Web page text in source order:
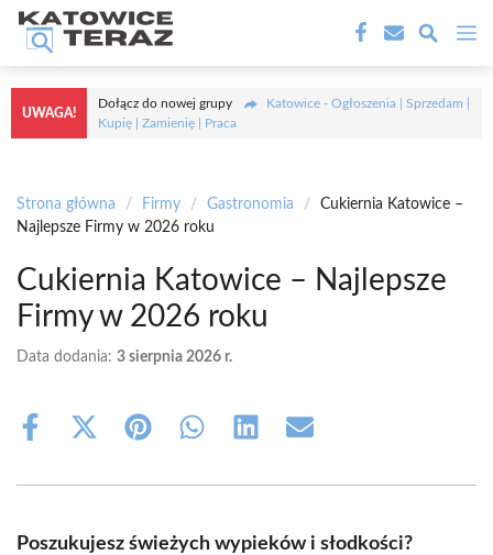
Przejdź
treści
UWAGA!
Dołącz do nowej grupy
Katowice - Ogłoszenia | Sprzedam |
Kupię | Zamienię | Praca
Strona główna / Firmy / Gastronomia /
Cukiernia Katowice –
Najlepsze Firmy w 2026 roku
Cukiernia Katowice – Najlepsze
Firmy w 2026 roku
Data dodania: 3 sierpnia 2026 r.
Share
Share
(Twitter)
Share Share Share Share
Poszukujesz świeżych wypieków i słodkości?